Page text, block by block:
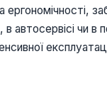
автосервісі